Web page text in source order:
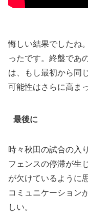
悔しい結果でしたね
ったです。終盤であ
は、もし最初から同
可能性はさらに高ま
最後に
時々秋田の試合の入
フェンスの停滞が生
が欠けているように
コミュニケーション
しい。